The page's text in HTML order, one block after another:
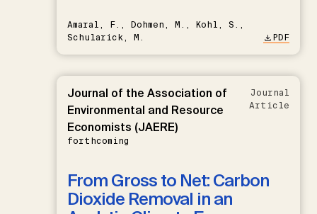
Amaral, F., Dohmen, M., Kohl, S.,
Schularick, M.
PDF
Journal of the Association of
Environmental and Resource
Economists (JAERE)
forthcoming
Journal
Article
From Gross to Net: Carbon
Dioxide Removal in an